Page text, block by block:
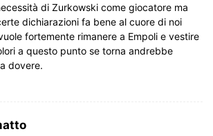
di Zurkowski come giocatore ma
dichiarazioni fa bene al cuore di noi
fortemente rimanere a Empoli e vestire
a questo punto se torna andrebbe
dovere.